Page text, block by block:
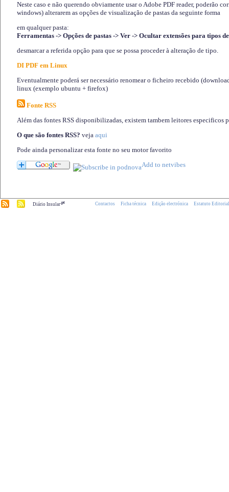
Neste caso e não querendo obviamente usar o Adobe PDF reader, poderão
windows) alterarem as opções de visualização de pastas da seguinte forma
em qualquer pasta:
Ferramentas -> Opções de pastas -> Ver -> Ocultar extensões para tipos
desmarcar a referida opção para que se possa proceder à alteração de tipo.
DI PDF em Linux
Eventualmente poderá ser necessário renomear o ficheiro recebido
linux (exemplo ubuntu + firefox)
Fonte RSS
Além das fontes RSS disponibilizadas, existem tambem leitores especificos
O que são fontes RSS? veja aqui
Pode ainda personalizar esta fonte no seu motor favorito
Diário Insular.pt Contactos Ficha técnica Edição electrónica Estatuto Editorial